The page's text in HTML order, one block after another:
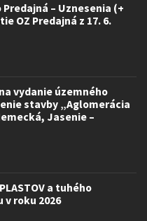
– Uznesenia (+
OZ Predajná z 17. 6.
na vydanie územného
stavby „Aglomerácia
Jasenie –
a tuhého
v roku 2026